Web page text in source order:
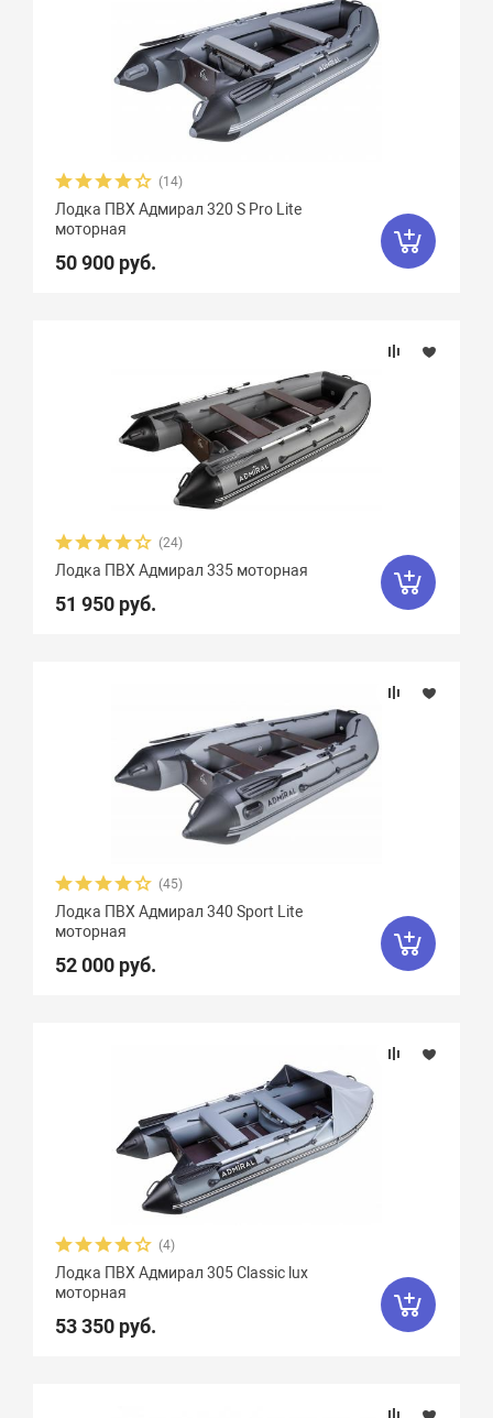
(14)
Лодка ПВХ Адмирал 320 S Pro Lite
моторная
50 900 руб.
(24)
Лодка ПВХ Адмирал 335 моторная
51 950 руб.
(45)
Лодка ПВХ Адмирал 340 Sport Lite
моторная
52 000 руб.
(4)
Лодка ПВХ Адмирал 305 Classic lux
моторная
53 350 руб.